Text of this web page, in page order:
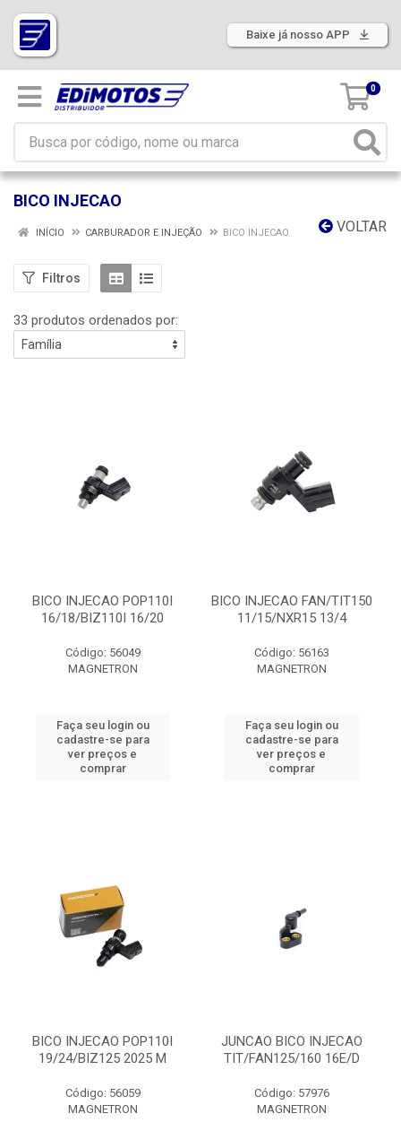
Baixe já nosso APP
0
BICO INJECAO
VOLTAR
INÍCIO CARBURADOR E INJEÇÃO BICO INJECAO
Filtros
33 produtos ordenados por:
BICO INJECAO POP110I
16/18/BIZ110I 16/20
Código: 56049
MAGNETRON
Faça seu login ou
cadastre-se para
ver preços e
comprar
BICO INJECAO FAN/TIT150
11/15/NXR15 13/4
Código: 56163
MAGNETRON
Faça seu login ou
cadastre-se para
ver preços e
comprar
BICO INJECAO POP110I
19/24/BIZ125 2025 M
Código: 56059
MAGNETRON
JUNCAO BICO INJECAO
TIT/FAN125/160 16E/D
Código: 57976
MAGNETRON